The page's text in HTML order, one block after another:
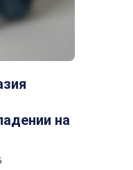
на